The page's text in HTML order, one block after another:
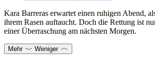
Kara Barreras erwartet einen ruhigen Abend,
ihrem Rasen auftaucht. Doch die Rettung ist
einer Überraschung am nächsten Morgen.
Mehr Weniger